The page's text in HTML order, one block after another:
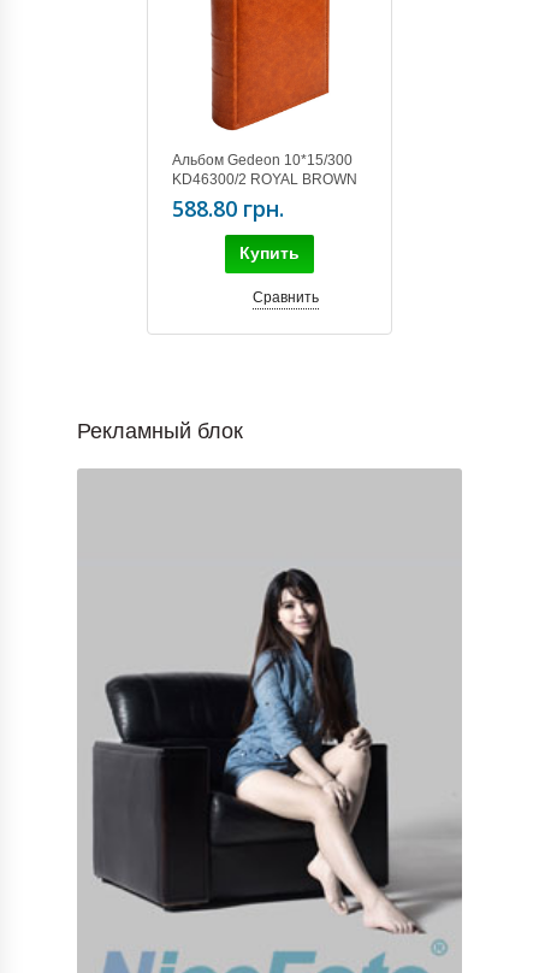
Альбом Gedeon 10*15/300
KD46300/2 ROYAL BROWN
588.80 грн.
Купить
Сравнить
Рекламный блок